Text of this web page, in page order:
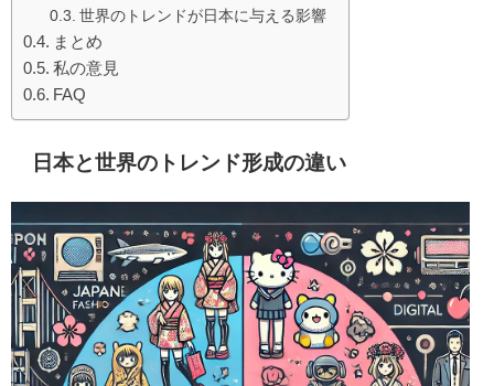
世界のトレンドが日本に与える影響
まとめ
私の意見
FAQ
日本と世界のトレンド形成の違い